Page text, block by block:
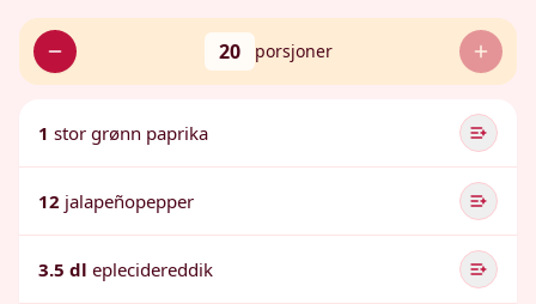
20 porsjoner
1 stor grønn paprika
12 jalapeñopepper
3.5 dl eplecidereddik